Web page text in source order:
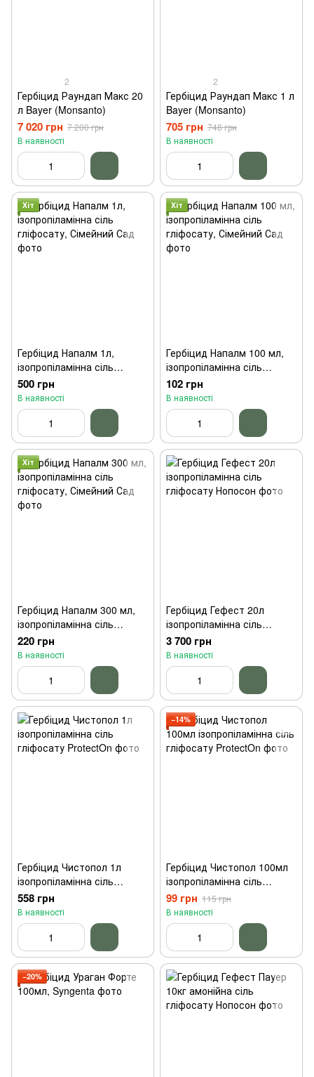
2
Гербіцид Раундап Макс 20
л Bayer (Monsanto)
7 020 грн 7 200 грн
В наявності
2
Гербіцид Раундап Макс 1 л
Bayer (Monsanto)
705 грн 748 грн
В наявності
Хіт
Гербіцид Напалм 1л,
ізопропіламінна сіль
гліфосату, Сімейний Сад
500 грн
В наявності
Хіт
Гербіцид Напалм 100 мл,
ізопропіламінна сіль
гліфосату, Сімейний Сад
102 грн
В наявності
Хіт
Гербіцид Напалм 300 мл,
ізопропіламінна сіль
гліфосату, Сімейний Сад
220 грн
В наявності
Гербіцид Гефест 20л
ізопропіламінна сіль
гліфосату Нопосон
3 700 грн
В наявності
Гербіцид Чистопол 1л
ізопропіламінна сіль
гліфосату ProtectOn
558 грн
В наявності
−14%
Гербіцид Чистопол 100мл
ізопропіламінна сіль
гліфосату ProtectOn
99 грн 115 грн
В наявності
−20%